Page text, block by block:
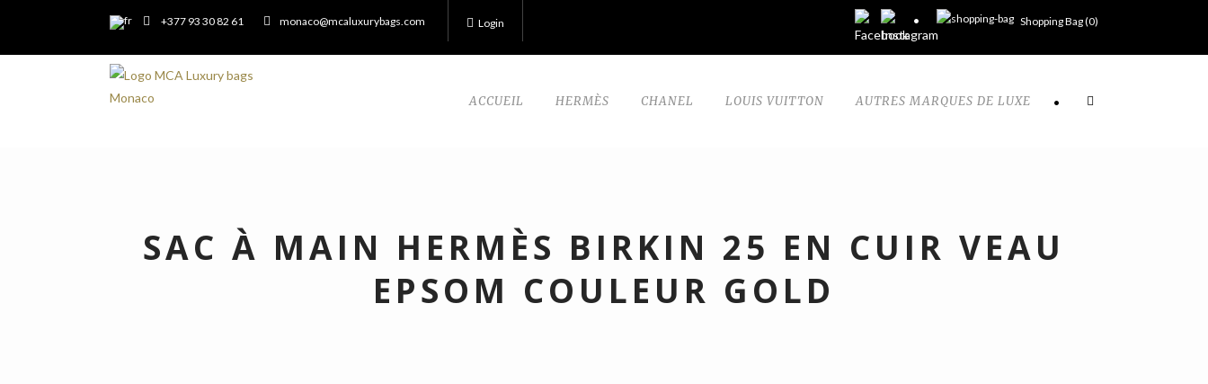
+377 93 30 82 61 monaco@mcaluxurybags.com Login Shopping Bag (0)
ACCUEIL HERMÈS CHANEL LOUIS VUITTON AUTRES MARQUES DE LUXE •
SAC À MAIN HERMÈS BIRKIN 25 EN CUIR VEAU
EPSOM COULEUR GOLD